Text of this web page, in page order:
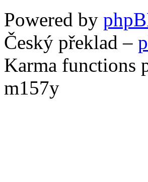
Powered by
Český překlad –
Karma functions
m157y